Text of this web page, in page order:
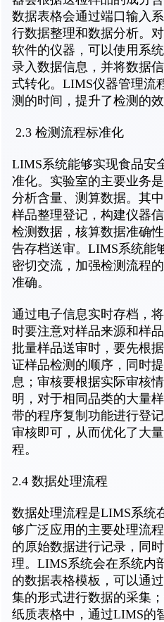
数据表格会通过端口输入
行数据整理和数据分析。
软件的仪器，可以使用系
录入数据信息，并将数据
式转化。LIMS仪器管理流
测的时间，提升了检测的效
2.3 检测流程标准化
LIMS系统能够实现食品安
准化。实验室的主要业务
分析含量、测算数据。其
样品整理登记，构建仪器
检测数据，核算数据准确
告存档送审。LIMS系统能
密切交流，加强检测流程
准确。
通过电子信息实时存档，
时要注意对样品来源和样
批量样品送审时，要先根
证样品检测的顺序，同时
息；审核要根据实际审核
明，对于相同品类的大量
带的程序复制功能进行登
审核即可，从而优化了大
程。
2.4 数据处理流程
数据处理流程是LIMS系统
够广泛应用的主要处理流
的原始数据进行记录，同
理。LIMS系统会在系统内
的数据表格模板，可以通
集的形式进行数据的采集
纸质表格中，通过LIMS的